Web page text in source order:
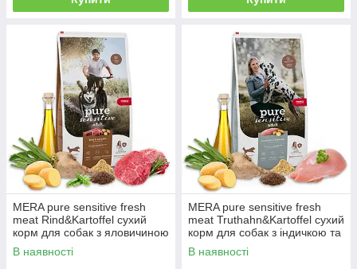
MERA pure sensitive fresh
meat Rind&Kartoffel сухий
корм для собак з яловичиною
та картоплею 4 кг
В наявності
MERA pure sensitive fresh
meat Truthahn&Kartoffel сухий
корм для собак з індичкою та
картоплею 4 кг
В наявності